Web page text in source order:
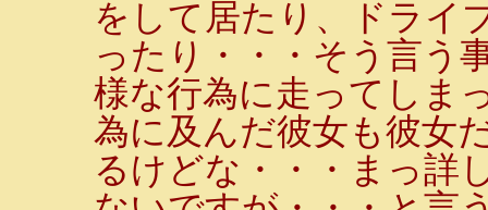
をして居たり、ドライ
ったり・・・そう言う
様な行為に走ってしま
為に及んだ彼女も彼女
るけどな・・・まっ詳